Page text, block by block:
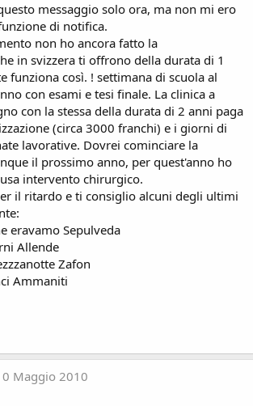
messaggio solo ora, ma non mi ero
di notifica.
non ho ancora fatto la
in svizzera ti offrono della durata di 1
funziona così. ! settimana di scuola al
con esami e tesi finale. La clinica a
con la stessa della durata di 2 anni paga
(circa 3000 franchi) e i giorni di
lavorative. Dovrei cominciare la
il prossimo anno, per quest'anno ho
intervento chirurgico.
il ritardo e ti consiglio alcuni degli ultimi
eravamo Sepulveda
Allende
Zafon
Ammaniti
Maggio 2010